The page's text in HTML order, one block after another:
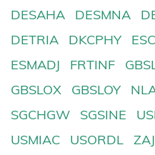
DESAHA
DESMNA
DETRIA
DKCPHY
ESMADJ
FRTINF
GBSLOX
GBSLOY
SGCHGW
SGSINE
USMIAC
USORDL